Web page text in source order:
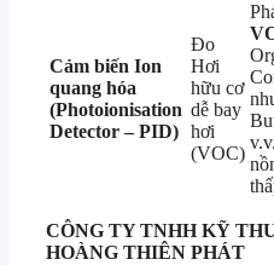
Cảm biến Ion
quang hóa
(Photoionisation
Detector – PID)
Đo
Hơi
hữu cơ
dễ bay
hơi
(VOC)
CÔNG TY TNHH KỸ
HOÀNG THIÊN PHÁT